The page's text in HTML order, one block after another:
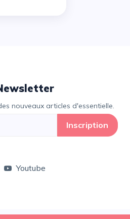
nouveaux articles d'essentielle.
Inscription
Youtube